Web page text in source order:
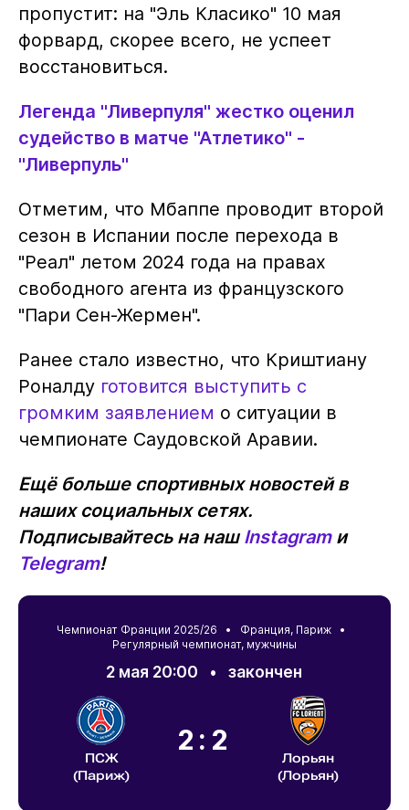
пропустит: на "Эль Класико" 10 мая
форвард, скорее всего, не успеет
восстановиться.
Легенда "Ливерпуля" жестко оценил
судейство в матче "Атлетико" -
"Ливерпуль"
Отметим, что Мбаппе проводит второй
сезон в Испании после перехода в
"Реал" летом 2024 года на правах
свободного агента из французского
"Пари Сен-Жермен".
Ранее стало известно, что Криштиану
Роналду готовится выступить с
громким заявлением о ситуации в
чемпионате Саудовской Аравии.
Ещё больше спортивных новостей в
наших социальных сетях.
Подписывайтесь на нашInstagramи
Telegram!
Чемпионат Франции 2025/26 • Франция, Париж •
Регулярный чемпионат, мужчины
2 мая 20:00 •закончен
ПСЖ
(Париж)
2:2
Лорьян
(Лорьян)